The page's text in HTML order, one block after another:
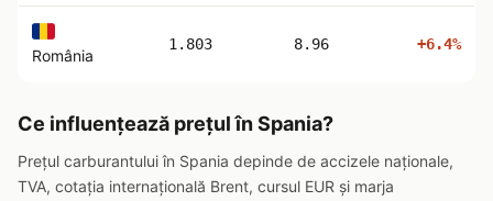
România
1.803 8.96 +6.4%
Ce influențează prețul în Spania?
Prețul carburantului în Spania depinde de accizele naționale,
TVA, cotația internațională Brent, cursul EUR și marja